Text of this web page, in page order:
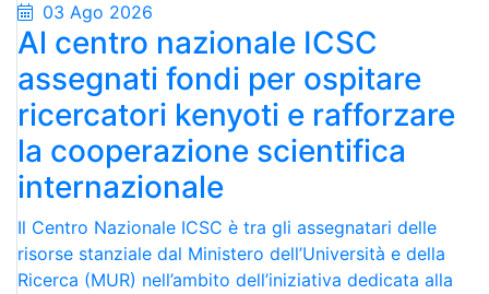
03 Ago 2026
Al centro nazionale ICSC
assegnati fondi per ospitare
ricercatori kenyoti e rafforzare
la cooperazione scientifica
internazionale
Il Centro Nazionale ICSC è tra gli assegnatari delle
risorse stanziale dal Ministero dell’Università e della
Ricerca (MUR) nell’ambito dell’iniziativa dedicata alla